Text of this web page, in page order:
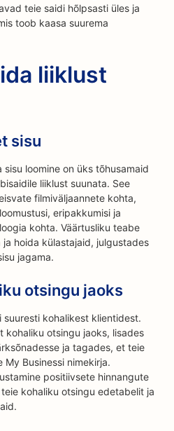
teie saidi hõlpsasti üles ja
toob kaasa suurema
liiklust
sisu
loomine on üks tõhusamaid
liiklust suunata. See
filmiväljaannete kohta,
eripakkumisi ja
kohta. Väärtusliku teabe
hoida külastajaid, julgustades
jagama.
otsingu jaoks
kohalikest klientidest.
kohaliku otsingu jaoks, lisades
ja tagades, et teie
Businessi nimekirja.
positiivsete hinnangute
kohaliku otsingu edetabelit ja